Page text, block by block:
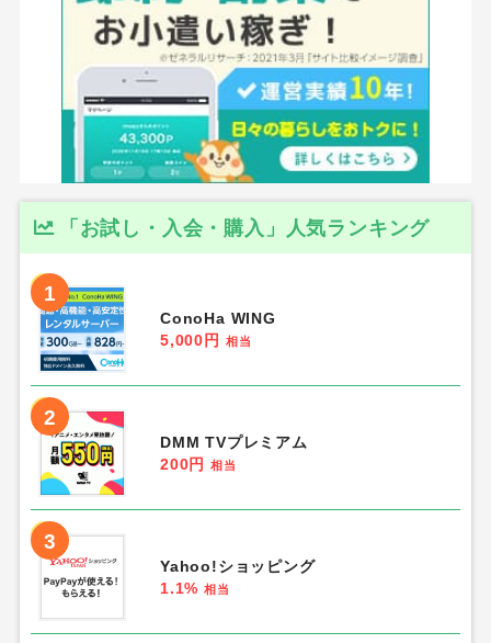
「お試し・入会・購入」人気ランキング
1
ConoHa WING
5,000円
相当
2
DMM TVプレミアム
200円
相当
3
Yahoo!ショッピング
1.1% 相当